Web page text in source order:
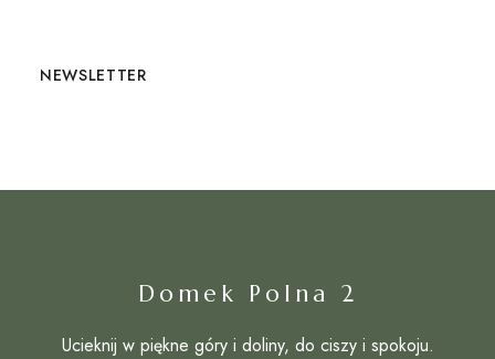
NEWSLETTER
Domek Polna 2
Ucieknij w piękne góry i doliny, do ciszy i spokoju.